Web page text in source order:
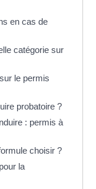
en cas de
catégorie sur
le permis
probatoire ?
: permis à
choisir ?
la